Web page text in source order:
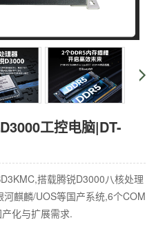
工控电脑|DT-
搭载腾锐D3000八核处理
麒麟/UOS等国产系统,6个COM
化与扩展需求.